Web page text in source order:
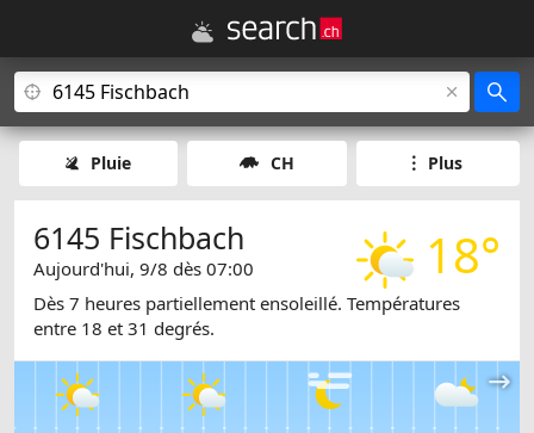
Pluie CH Plus
18°
6145 Fischbach
Aujourd'hui, 9/8 dès 07:00
Dès 7 heures partiellement ensoleillé. Températures
entre 18 et 31 degrés.